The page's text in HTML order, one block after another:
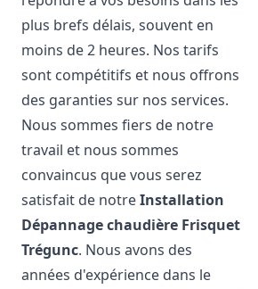
plus brefs délais, souvent en
moins de 2 heures. Nos tarifs
sont compétitifs et nous offrons
des garanties sur nos services.
Nous sommes fiers de notre
travail et nous sommes
convaincus que vous serez
satisfait de notreInstallation
Dépannage chaudière Frisquet
Trégunc. Nous avons des
années d'expérience dans le